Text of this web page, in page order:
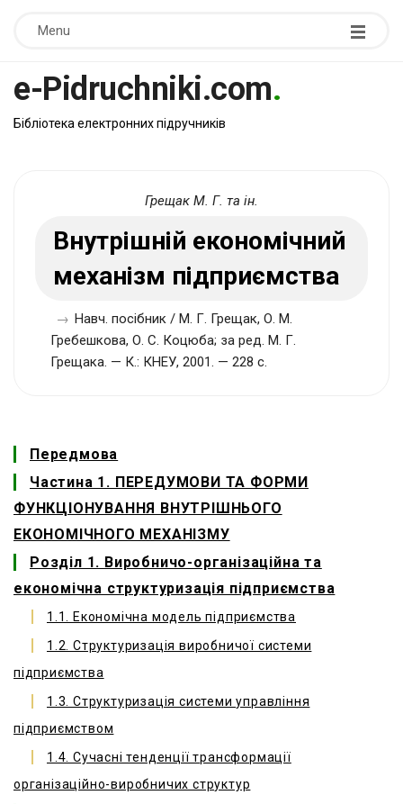
Menu
e-Pidruchniki.com.
Бібліотека електронних підручників
Грещак М. Г. та ін.
Внутрішній економічний
механізм підприємства
→ Навч. посібник / М. Г. Грещак, О. М.
Гребешкова, О. С. Коцюба; за ред. М. Г.
Грещака. — К.: КНЕУ, 2001. — 228 с.
Передмова
Частина 1. ПЕРЕДУМОВИ ТА ФОРМИ
ФУНКЦІОНУВАННЯ ВНУТРІШНЬОГО
ЕКОНОМІЧНОГО МЕХАНІЗМУ
Розділ 1. Виробничо-організаційна та
економічна структуризація підприємства
1.1. Економічна модель підприємства
1.2. Структуризація виробничої системи
підприємства
1.3. Структуризація системи управління
підприємством
1.4. Сучасні тенденції трансформації
організаційно-виробничих структур